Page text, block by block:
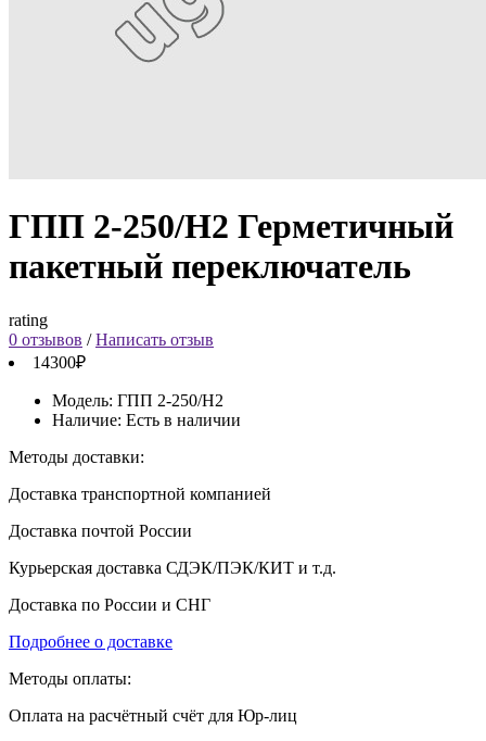
ГПП 2-250/Н2 Герметичный
пакетный переключатель
rating
0 отзывов /Написать отзыв
14300₽
Модель: ГПП 2-250/Н2
Наличие: Есть в наличии
Методы доставки:
Доставка транспортной компанией
Доставка почтой России
Курьерская доставка СДЭК/ПЭК/КИТ и т.д.
Доставка по России и СНГ
Подробнее о доставке
Методы оплаты:
Оплата на расчётный счёт для Юр-лиц